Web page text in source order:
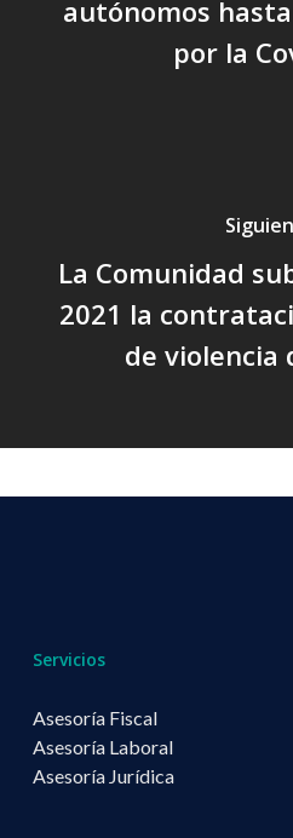
autónomos
por la
La Comunidad
2021 la
de violencia
Servicios
Asesoría Fiscal
Asesoría Laboral
Asesoría Jurídica